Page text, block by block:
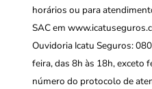
horários ou para
SAC em
Ouvidoria Icatu Seguros:
feira, das 8h às 18h, exceto
número do protocolo de